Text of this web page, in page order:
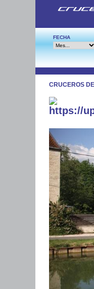
FECHA
CRUCEROS